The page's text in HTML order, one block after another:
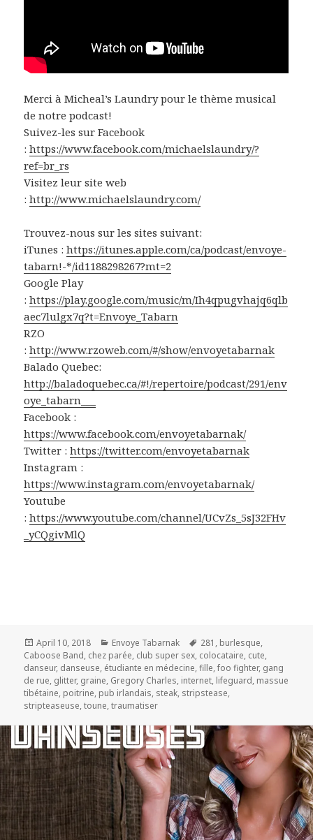
Merci à Micheal’s Laundry pour le thème musical
de notre podcast!
Suivez-les sur Facebook
:https://www.facebook.com/michaelslaundry/?
ref=br_rs
Visitez leur site web
:http://www.michaelslaundry.com/
Trouvez-nous sur les sites suivant:
iTunes :https://itunes.apple.com/ca/podcast/envoye-
tabarn!-*/id1188298267?mt=2
Google Play
:https://play.google.com/music/m/Ih4qpugvhajq6qlb
aec7lulgx7q?t=Envoye_Tabarn
RZO
:http://www.rzoweb.com/#/show/envoyetabarnak
Balado Quebec:
http://baladoquebec.ca/#!/repertoire/podcast/291/env
oye_tabarn___
Facebook :
https://www.facebook.com/envoyetabarnak/
Twitter :https://twitter.com/envoyetabarnak
Instagram :
https://www.instagram.com/envoyetabarnak/
Youtube
:https://www.youtube.com/channel/UCvZs_5sJ32FHv
_yCQgivMlQ
Posted
on
April 10, 2018 Categories
Envoye Tabarnak Tags
281, burlesque,
Caboose Band, chez parée, club super sex, colocataire, cute,
danseur, danseuse, étudiante en médecine,fille,foo fighter, gang
de rue, glitter, graine, Gregory Charles, internet, lifeguard, massue
tibétaine, poitrine, pub irlandais, steak, stripstease,
stripteaseuse,toune,traumatiser